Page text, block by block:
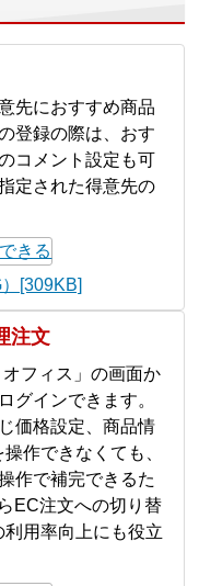
先におすすめ商品
登録の際は、おす
コメント設定も可
定された得意先の
[309KB]
注文
フィス」の画面か
グインできます。
価格設定、商品情
作できなくても、
作で補完できるた
EC注文への切り替
用率向上にも役立